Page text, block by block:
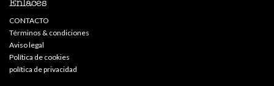
Enlaces
CONTACTO
Términos & condiciones
Aviso legal
Política de cookies
política de privacidad